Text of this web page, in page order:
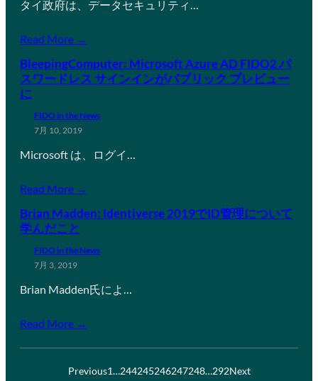
タイ政府は、データセキュリティ…
Read More →
BleepingComputer: Microsoft Azure AD FIDO2 パ
スワードレス サインインがパブリック プレビュー
に
FIDO in the News
7月 10, 2019
Microsoft は、ログイ…
Read More →
Brian Madden: Identiverse 2019でID管理について
学んだこと
FIDO in the News
7月 3, 2019
Brian Madden氏によ…
Read More →
Previous1…244245246247248…292Next